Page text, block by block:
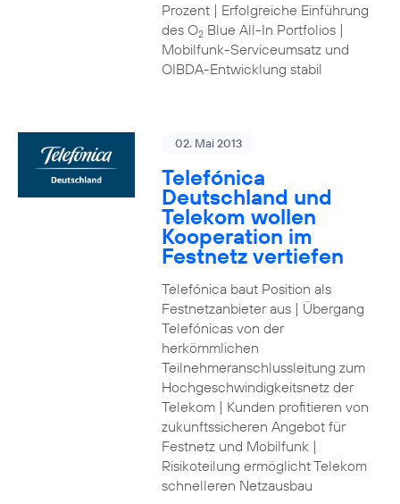
Prozent | Erfolgreiche Einführung
des O2Blue All-In Portfolios |
Mobilfunk-Serviceumsatz und
OIBDA-Entwicklung stabil
02. Mai 2013
Telefónica
Deutschland und
Telekom wollen
Kooperation im
Festnetz vertiefen
Telefónica baut Position als
Festnetzanbieter aus | Übergang
Telefónicas von der
herkömmlichen
Teilnehmeranschlussleitung zum
Hochgeschwindigkeitsnetz der
Telekom | Kunden profitieren von
zukunftssicheren Angebot für
Festnetz und Mobilfunk |
Risikoteilung ermöglicht Telekom
schnelleren Netzausbau